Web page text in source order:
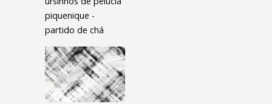
piquenique -
partido de chá